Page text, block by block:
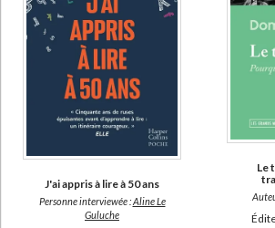
J'ai appris à lire à 50 ans
Personne interviewée :Aline Le
Guluche
Le